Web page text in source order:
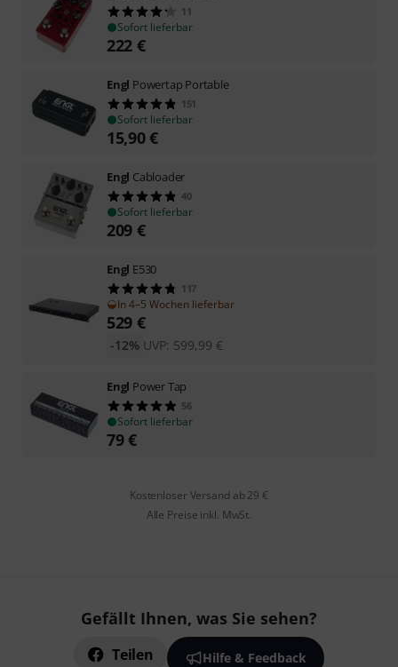
11
Sofort lieferbar
222 €
Engl Powertap Portable
151
Sofort lieferbar
15,90€
Engl Cabloader
40
Sofort lieferbar
209 €
Engl E530
117
In 4–5 Wochen lieferbar
529 €
UVP: 599,99 €
-12%
Engl Power Tap
56
Sofort lieferbar
79€
Kostenloser Versand ab 29 €
Alle Preise inkl. MwSt.
Gefällt Ihnen, was Sie sehen?
Teilen Hilfe & Feedback